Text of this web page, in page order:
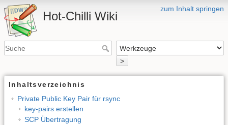
zum Inhalt springen
Hot-Chilli Wiki
>
Inhaltsverzeichnis
Private Public Key Pair für rsync
key-pairs erstellen
SCP Übertragung